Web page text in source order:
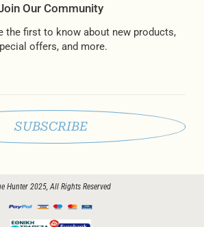
Our Community
the first to know about new products,
offers, and more.
SUBSCRIBE
Hunter 2025, All Rights Reserved